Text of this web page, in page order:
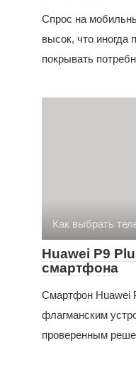
Спрос на
высок, что иногда
покрывать
Как выбрать
Huawei P9
смартфона
Смартфон Huawei
флагманским
проверенным